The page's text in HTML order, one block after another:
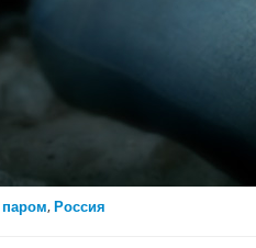
паром,Россия